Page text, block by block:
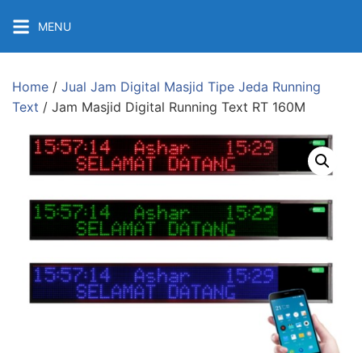
content
MENU
Home / Jual Jam Digital Masjid Tipe Jeda Running
Text / Jam Masjid Digital Running Text RT 160M